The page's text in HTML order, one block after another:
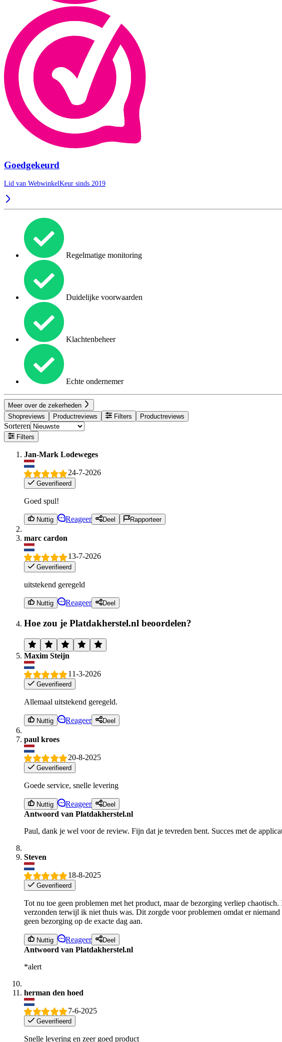
Goedgekeurd
Lid van WebwinkelKeur sinds 2019
Regelmatige monitoring
Duidelijke voorwaarden
Klachtenbeheer
Echte ondernemer
Meer over de zekerheden
Shopreviews
Productreviews Filters Productreviews
Sorteren
Filters
Jan-Mark Lodeweges
24-7-2026
Geverifieerd
Goed spul!
Nuttig Reageer Deel Rapporteer
marc cardon
13-7-2026
Geverifieerd
uitstekend geregeld
Nuttig Reageer Deel
Hoe zou je Platdakherstel.nl beoordelen?
Maxim Steijn
11-3-2026
Geverifieerd
Allemaal uitstekend geregeld.
Nuttig Reageer Deel
paul kroes
20-8-2025
Geverifieerd
Goede service, snelle levering
Nuttig Reageer Deel
Antwoord van Platdakherstel.nl
Paul, dank je wel voor de review. Fijn dat je tevreden bent. Succes met de
Steven
18-8-2025
Geverifieerd
Tot nu toe geen problemen met het product, maar de bezorging verliep
verzonden terwijl ik niet thuis was. Dit zorgde voor problemen omdat er
geen bezorging op de exacte dag aan.
Nuttig Reageer Deel
Antwoord van Platdakherstel.nl
*alert
herman den hoed
7-6-2025
Geverifieerd
Snelle levering en zeer goed product